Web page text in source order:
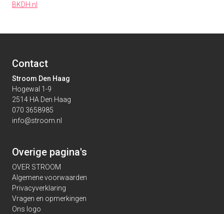
BKDH.nl
Contact
Stroom Den Haag
Hogewal 1-9
2514 HA Den Haag
070 3658985
info@stroom.nl
Overige pagina's
OVER STROOM
Algemene voorwaarden
Privacyverklaring
Vragen en opmerkingen
Ons logo